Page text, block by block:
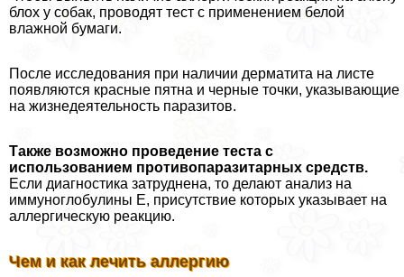
блох у собак, проводят тест с применением белой
влажной бумаги.
После исследования при наличии дерматита на листе
появляются красные пятна и черные точки, указывающие
на жизнедеятельность паразитов.
Также возможно проведение теста с
использованием противопаразитарных средств.
Если диагностика затруднена, то делают анализ на
иммуноглобулины Е, присутствие которых указывает на
аллергическую реакцию.
Чем и как лечить аллергию